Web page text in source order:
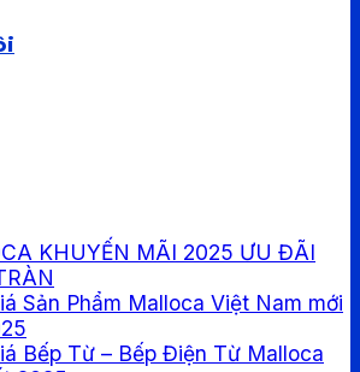
KHUYẾN MÃI 2025 ƯU ĐÃI
Sản Phẩm Malloca Việt Nam mới
Bếp Từ – Bếp Điện Từ Malloca